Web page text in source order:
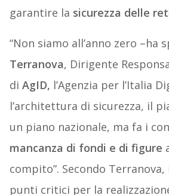
garantire la sicurezza delle
“Non siamo all’anno zero –ha
Terranova, Dirigente
di AgID, l’Agenzia per l’Italia
l’architettura di sicurezza, il
un piano nazionale, ma fa i
mancanza di fondi e di figure
compito”. Secondo
punti critici per la